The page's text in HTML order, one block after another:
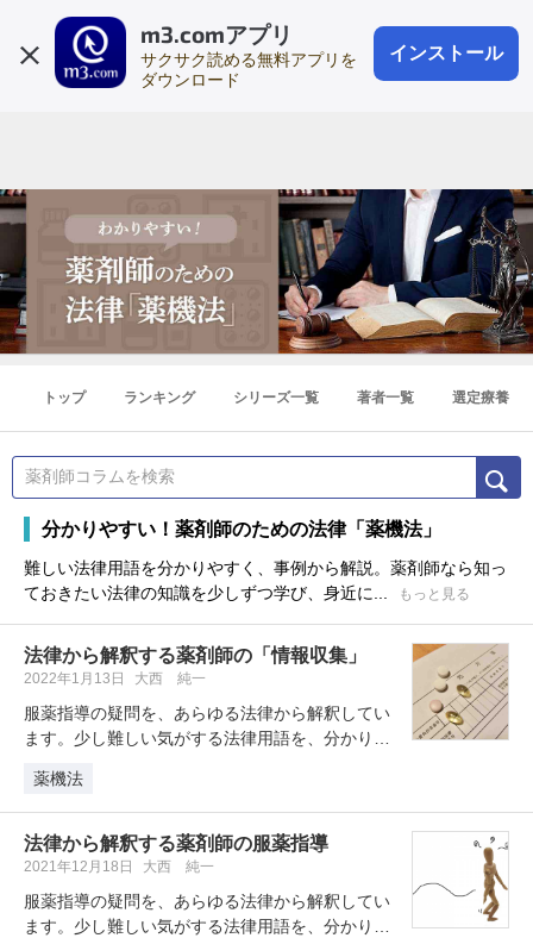
m3.comアプリ
サクサク読める無料アプリを
ダウンロード
インストール
会員登録
登録1分
トップ ランキング シリーズ一覧 著者一覧 選定療養
分かりやすい！薬剤師のための法律「薬機法」
難しい法律用語を分かりやすく、事例から解説。薬剤師なら知っ
ておきたい法律の知識を少しずつ学び、身近に...
もっと見る
法律から解釈する薬剤師の「情報収集」
2022年1月13日 大西 純一
服薬指導の疑問を、あらゆる法律から解釈してい
ます。少し難しい気がする法律用語を、分かりや
薬機法
法律から解釈する薬剤師の服薬指導
2021年12月18日 大西 純一
服薬指導の疑問を、あらゆる法律から解釈してい
ます。少し難しい気がする法律用語を、分かりや